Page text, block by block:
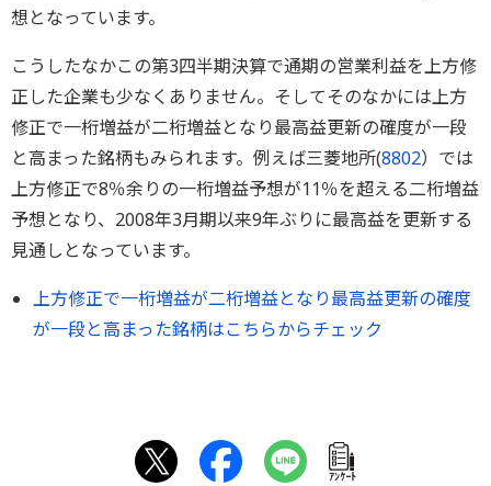
想となっています。
こうしたなかこの第3四半期決算で通期の営業利益を上方修
正した企業も少なくありません。そしてそのなかには上方
修正で一桁増益が二桁増益となり最高益更新の確度が一段
と高まった銘柄もみられます。例えば三菱地所(8802）では
上方修正で8％余りの一桁増益予想が11％を超える二桁増益
予想となり、2008年3月期以来9年ぶりに最高益を更新する
見通しとなっています。
上方修正で一桁増益が二桁増益となり最高益更新の確度
が一段と高まった銘柄はこちらからチェック
ｱﾝｹｰﾄ